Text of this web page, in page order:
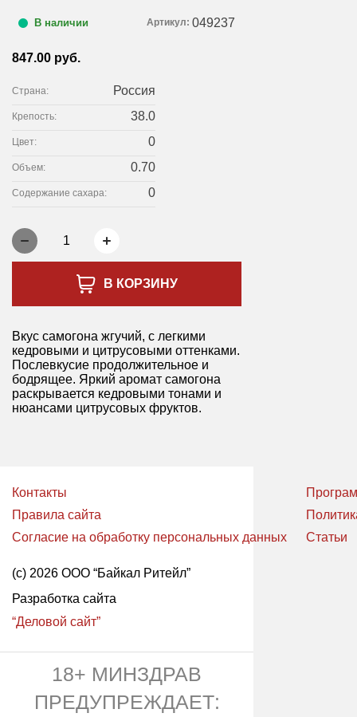
В наличии Артикул: 049237
847.00 руб.
Страна: Россия
Крепость: 38.0
Цвет: 0
Объем: 0.70
Содержание сахара: 0
1
В КОРЗИНУ
Вкус самогона жгучий, с легкими
кедровыми и цитрусовыми оттенками.
Послевкусие продолжительное и
бодрящее. Яркий аромат самогона
раскрывается кедровыми тонами и
нюансами цитрусовых фруктов.
Контакты
Правила сайта
Согласие на обработку персональных данных
Статьи
(с) 2026 ООО “Байкал Ритейл”
Разработка сайта
“Деловой сайт”
18+ МИНЗДРАВ
ПРЕДУПРЕЖДАЕТ: